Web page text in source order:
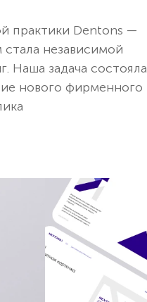
практики Dentons —
независимой
Наша задача состояла
нового фирменного